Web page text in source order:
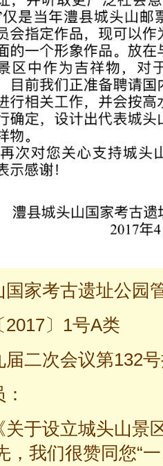
国家考古遗址公园
〕1号A类
届二次会议第132
关于设立城头山景
，我们很赞同您“